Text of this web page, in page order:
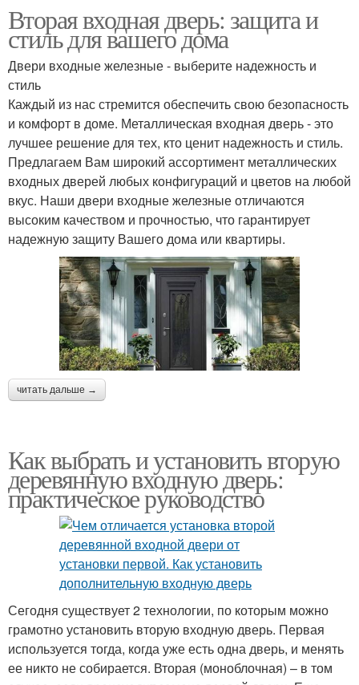
Вторая входная дверь: защита и
стиль для вашего дома
Двери входные железные - выберите надежность и
стиль
Каждый из нас стремится обеспечить свою безопасность
и комфорт в доме. Металлическая входная дверь - это
лучшее решение для тех, кто ценит надежность и стиль.
Предлагаем Вам широкий ассортимент металлических
входных дверей любых конфигураций и цветов на любой
вкус. Наши двери входные железные отличаются
высоким качеством и прочностью, что гарантирует
надежную защиту Вашего дома или квартиры.
читать дальше →
Как выбрать и установить вторую
деревянную входную дверь:
практическое руководство
Сегодня существует 2 технологии, по которым можно
грамотно установить вторую входную дверь. Первая
используется тогда, когда уже есть одна дверь, и менять
ее никто не собирается. Вторая (моноблочная) – в том